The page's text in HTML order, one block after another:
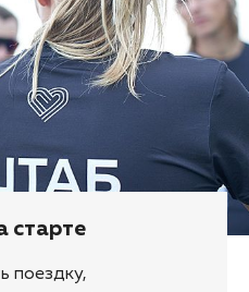
старте
поездку,